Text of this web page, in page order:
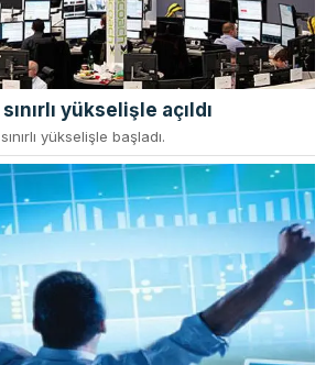
yükselişle açıldı
yükselişle başladı.